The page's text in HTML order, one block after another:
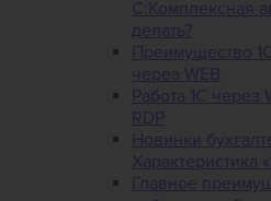
С:Комплексная
делать?
Преимущество
через WEB
Работа 1С через
RDP
Новинки
Характеристика
Главное